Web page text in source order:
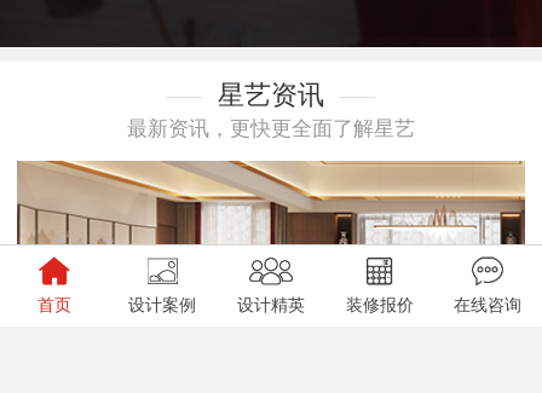
星艺资讯
最新资讯，更快更全面了解星艺
首页 设计案例 设计精英 装修报价 在线咨询